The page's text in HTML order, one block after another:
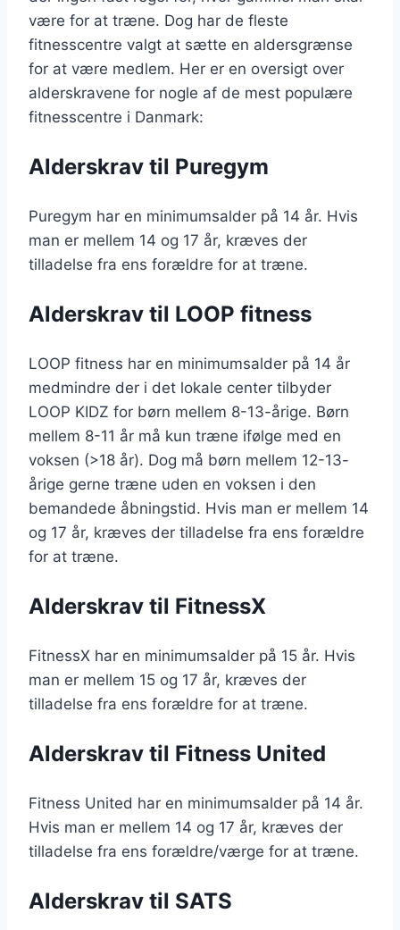
være for at træne. Dog har de fleste
fitnesscentre valgt at sætte en aldersgrænse
for at være medlem. Her er en oversigt over
alderskravene for nogle af de mest populære
fitnesscentre i Danmark:
Alderskrav til Puregym
Puregym har en minimumsalder på 14 år. Hvis
man er mellem 14 og 17 år, kræves der
tilladelse fra ens forældre for at træne.
Alderskrav til LOOP fitness
LOOP fitness har en minimumsalder på 14 år
medmindre der i det lokale center tilbyder
LOOP KIDZ for børn mellem 8-13-årige. Børn
mellem 8-11 år må kun træne ifølge med en
voksen (>18 år). Dog må børn mellem 12-13-
årige gerne træne uden en voksen i den
bemandede åbningstid. Hvis man er mellem 14
og 17 år, kræves der tilladelse fra ens forældre
for at træne.
Alderskrav til FitnessX
FitnessX har en minimumsalder på 15 år. Hvis
man er mellem 15 og 17 år, kræves der
tilladelse fra ens forældre for at træne.
Alderskrav til Fitness United
Fitness United har en minimumsalder på 14 år.
Hvis man er mellem 14 og 17 år, kræves der
tilladelse fra ens forældre/værge for at træne.
Alderskrav til SATS